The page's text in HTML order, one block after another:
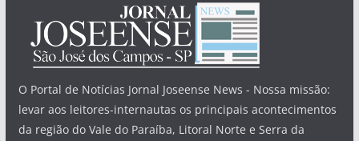
O Portal de Notícias Jornal Joseense News - Nossa missão:
levar aos leitores-internautas os principais acontecimentos
da região do Vale do Paraíba, Litoral Norte e Serra da